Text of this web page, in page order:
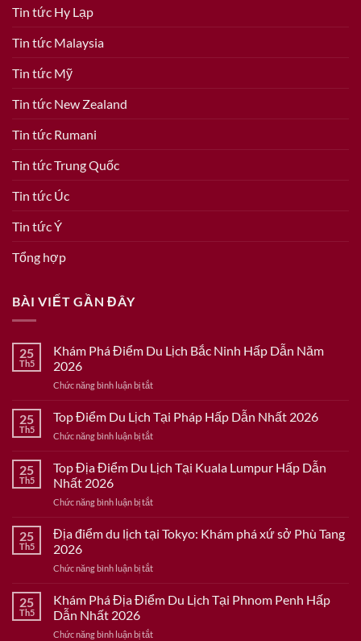
Tin tức Hy Lạp
Tin tức Malaysia
Tin tức Mỹ
Tin tức New Zealand
Tin tức Rumani
Tin tức Trung Quốc
Tin tức Úc
Tin tức Ý
Tổng hợp
BÀI VIẾT GẦN ĐÂY
25
Th5
Khám Phá Điểm Du Lịch Bắc Ninh Hấp Dẫn Năm
2026
Chức năng bình luận bị tắtở
Phá
Điểm
Du
Bắc
Dẫn
2026
25
Th5
Top Điểm Du Lịch Tại Pháp Hấp Dẫn Nhất 2026
Chức năng bình luận bị tắtở
Điểm
Du
Tại
Hấp
2026
25
Th5
Top Địa Điểm Du Lịch Tại Kuala Lumpur Hấp Dẫn
Nhất 2026
Chức năng bình luận bị tắtở
Địa
Điểm
Lịch
Kuala
Dẫn
25
Th5
Địa điểm du lịch tại Tokyo: Khám phá xứ sở Phù Tang
2026
Chức năng bình luận bị tắtở
điểm
tại
25
Th5
Khám Phá Địa Điểm Du Lịch Tại Phnom Penh Hấp
Dẫn Nhất 2026
Chức năng bình luận bị tắtở